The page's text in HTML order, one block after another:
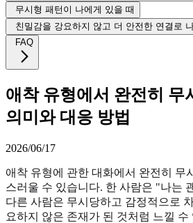
무시형 패턴이 나에게 있을 때
친밀감을 강요하지 않고 더 안전한 연결로
FAQ
애착 유형에서 완전히 무
의미와 대응 방법
2026/06/17
애착 유형에 관한 대화에서 완전히 무
스러울 수 있습니다. 한 사람은 "나는
다른 사람은 무시당하고 감정적으로
요하지 않은 존재가 된 것처럼 느낄 수